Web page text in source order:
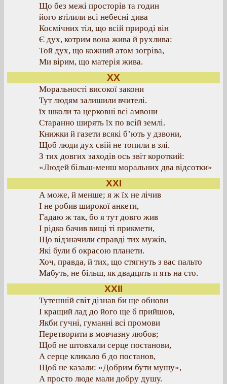
Що без межі просторів та годин
його втілили всі небесні дива
Космічних тіл, що всій природі він
Є дух, котрим вона жива й рухлива:
Той дух, що кожний атом зогріва,
Ми вірим, що матерія жива.
XX
Моральності високої закони
Тут людям залишили вчителі.
їх школи та церковні всі амвони
Старанно ширять їх по всій землі.
Книжки й газети всякі б’ють у дзвони,
Щоб люди дух свій не топили в злі.
З тих довгих заходів ось звіт короткий:
«Людей більш-менш моральних два відсотки»
XXI
А може, й менше; я ж їх не лічив
І не робив широкої анкети,
Гадаю ж так, бо я тут довго жив
І рідко бачив вищі ті прикмети,
Що відзначили справді тих мужів,
Які були б окрасою планети.
Хоч, правда, й тих, що стягнуть з вас пальто
Мабуть, не більш, як двадцять п ять на сто.
XXII
Тутешній світ дізнав би ще обнови
І кращий лад до його ще б прийшов,
Якби гучні, гуманні всі промови
Перетворити в мовчазну любов;
Щоб не штовхали серце постанови,
А серце кликало б до постанов,
Щоб не казали: «Добрим бути мушу»,
А просто люде мали добру душу.